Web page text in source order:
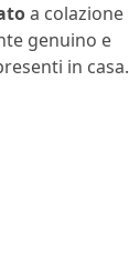
a colazione
genuino e
in casa.